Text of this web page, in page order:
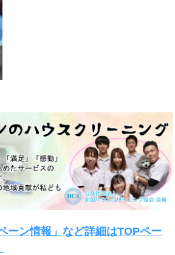
ーン情報」など詳細はTOPペー